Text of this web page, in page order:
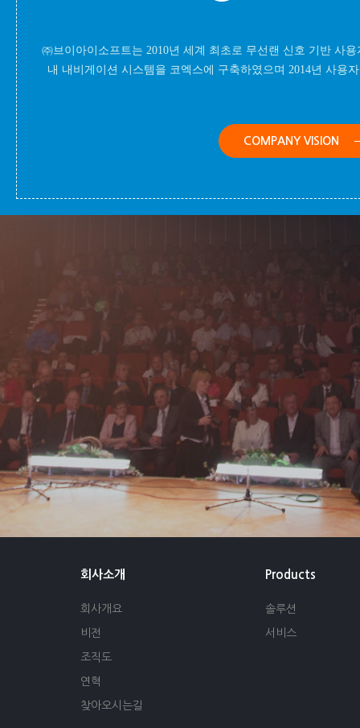
㈜브이아이소프트는 2010년 세계 최초로 무선랜 신호 기반 사
내 내비게이션 시스템을 코엑스에 구축하였으며 2014년 사용
COMPANY VISION
회사소개
회사개요
비전
조직도
연혁
찾아오시는길
Products
솔루션
서비스